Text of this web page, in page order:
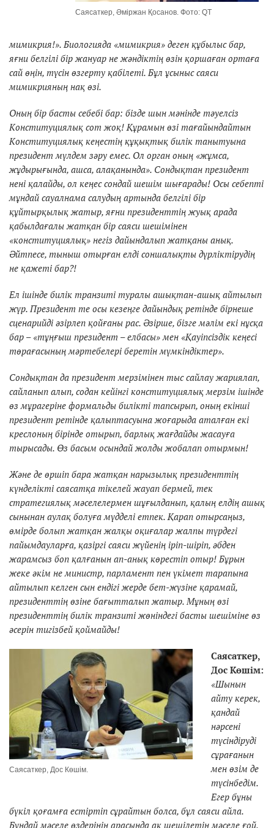
Саясаткер, Әміржан Қосанов. Фото: QT
мимикрия!». Биологияда «мимикрия» деген құбылыс бар,
яғни белгілі бір жануар не жәндіктің өзін қоршаған ортаға
сай өңін, түсін өзгерту қабілеті. Бұл ұсыныс саяси
мимикрияның нақ өзі.
Оның бір басты себебі бар: бізде шын мәнінде тәуелсіз
Конституциялық сот жоқ! Құрамын өзі тағайындайтын
Конституциялық кеңестің құқықтық билік танытуына
президент мүлдем зәру емес. Ол орган оның «жұмса,
жұдырығында, ашса, алақанында». Сондықтан президент
нені қалайды, ол кеңес сондай шешім шығарады! Осы себепті
мұндай сауалнама салудың артында белгілі бір
құйтырқылық жатыр, яғни президенттің жуық арада
қабылдағалы жатқан бір саяси шешімінен
«конституциялық» негіз дайындалып жатқаны анық.
Әйтпесе, тыныш отырған елді соншалықты дүрліктірудің
не қажеті бар?!
Ел ішінде билік транзиті туралы ашықтан-ашық айтылып
жүр. Президент те осы кезеңге дайындық ретінде бірнеше
сценарийді әзірлеп қойғаны рас. Әзірше, бізге мәлім екі нұсқа
бар – «тұңғыш президент – елбасы» мен «Қауіпсіздік кеңесі
төрағасының мәртебелері беретін мүмкіндіктер».
Сондықтан да президент мерзімінен тыс сайлау жариялап,
сайланып алып, содан кейінгі конституциялық мерзім ішінде
өз мұрагеріне формальды билікті тапсырып, оның екінші
президент ретінде қалыптасуына жоғарыда аталған екі
креслоның бірінде отырып, барлық жағдайды жасауға
тырысады. Өз басым осындай жолды жобалап отырмын!
Және де өршіп бара жатқан нарызылық президенттің
күнделікті саясатқа тікелей жауап бермей, тек
стратегиялық мәселелермен шұғылданып, қалың елдің ашық
сынынан аулақ болуға мүдделі етпек. Қарап отырсаңыз,
өмірде болып жатқан жалқы оқиғалар жалпы түрдегі
пайымдауларға, қазіргі саяси жүйенің іріп-шіріп, әбден
жарамсыз боп қалғанын ап-анық көрестіп отыр! Бұрын
жеке әкім не министр, парламент пен үкімет тарапына
айтылып келген сын ендігі жерде бет-жүзіне қарамай,
президенттің өзіне бағытталып жатыр. Мұның өзі
президенттің билік транзиті жөніндегі басты шешіміне өз
әсерін тигізбей қоймайды!
Саясаткер, Дос Көшім.
Саясаткер,
Дос Көшім:
«Шынын
айту керек,
қандай
нәрсені
түсіндіруді
сұрағанын
мен өзім де
түсінбедім.
Егер бұны
бүкіл қоғамға естіртіп сұрайтын болса, бұл саяси айла.
Бұндай мәселе өздерінің арасында ақ шешілетін мәселе ғой.